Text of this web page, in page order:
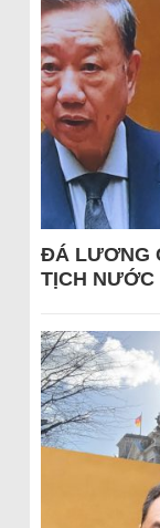
ĐÁ LƯƠNG
TỊCH NƯỚC